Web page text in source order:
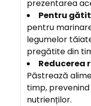
prezentarea
Pentru
pentru
legumelor
pregătite din
Reducerea
Păstrează
timp,
nutrienților.